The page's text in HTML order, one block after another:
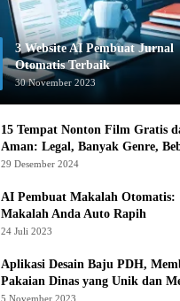
3 Website AI Pembuat Jurnal
Otomatis Terbaik
30 November 2023
15 Tempat Nonton Film Gratis
Aman: Legal, Banyak Genre,
Khawatir!
29 Desember 2024
AI Pembuat Makalah Otomatis:
Makalah Anda Auto Rapih
24 Juli 2023
Aplikasi Desain Baju PDH,
Pakaian Dinas yang Unik dan
5 November 2023